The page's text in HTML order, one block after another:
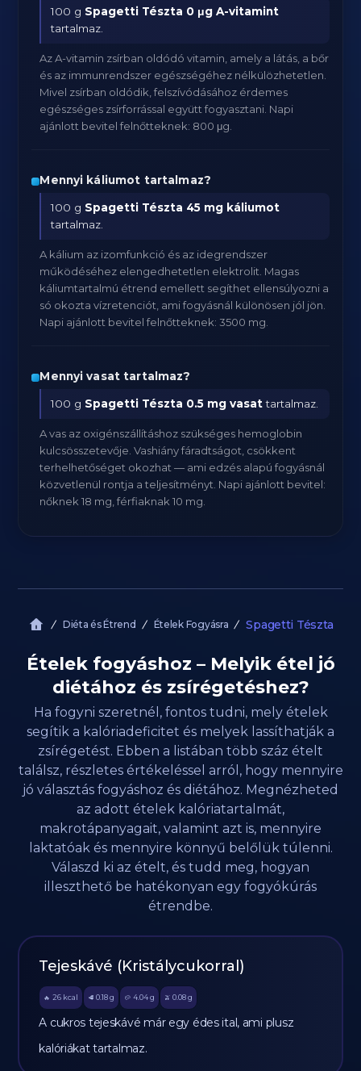
100 g Spagetti Tészta 0 μg A-vitamint
tartalmaz.
Az A-vitamin zsírban oldódó vitamin, amely a látás, a bőr
és az immunrendszer egészségéhez nélkülözhetetlen.
Mivel zsírban oldódik, felszívódásához érdemes
egészséges zsírforrással együtt fogyasztani. Napi
ajánlott bevitel felnőtteknek: 800 μg.
Mennyi káliumot tartalmaz?
100 g Spagetti Tészta 45 mg káliumot
tartalmaz.
A kálium az izomfunkció és az idegrendszer
működéséhez elengedhetetlen elektrolit. Magas
káliumtartalmú étrend emellett segíthet ellensúlyozni a
só okozta vízretenciót, ami fogyásnál különösen jól jön.
Napi ajánlott bevitel felnőtteknek: 3500 mg.
Mennyi vasat tartalmaz?
100 g Spagetti Tészta 0.5 mg vasattartalmaz.
A vas az oxigénszállításhoz szükséges hemoglobin
kulcsösszetevője. Vashiány fáradtságot, csökkent
terhelhetőséget okozhat — ami edzés alapú fogyásnál
közvetlenül rontja a teljesítményt. Napi ajánlott bevitel:
nőknek 18 mg, férfiaknak 10 mg.
Diéta és Étrend Ételek Fogyásra Spagetti Tészta
Ételek fogyáshoz – Melyik étel jó
diétához és zsírégetéshez?
Ha fogyni szeretnél, fontos tudni, mely ételek
segítik a kalóriadeficitet és melyek lassíthatják a
zsírégetést. Ebben a listában több száz ételt
találsz, részletes értékeléssel arról, hogy mennyire
jó választás fogyáshoz és diétához. Megnézheted
az adott ételek kalóriatartalmát,
makrotápanyagait, valamint azt is, mennyire
laktatóak és mennyire könnyű belőlük túlenni.
Válaszd ki az ételt, és tudd meg, hogyan
illeszthető be hatékonyan egy fogyókúrás
étrendbe.
Tejeskávé (Kristálycukorral)
🔥 26 kcal 🥩 0.18 g 🥔 4.04g 🫒 0.08 g
A cukros tejeskávé már egy édes ital, ami plusz
kalóriákat tartalmaz.